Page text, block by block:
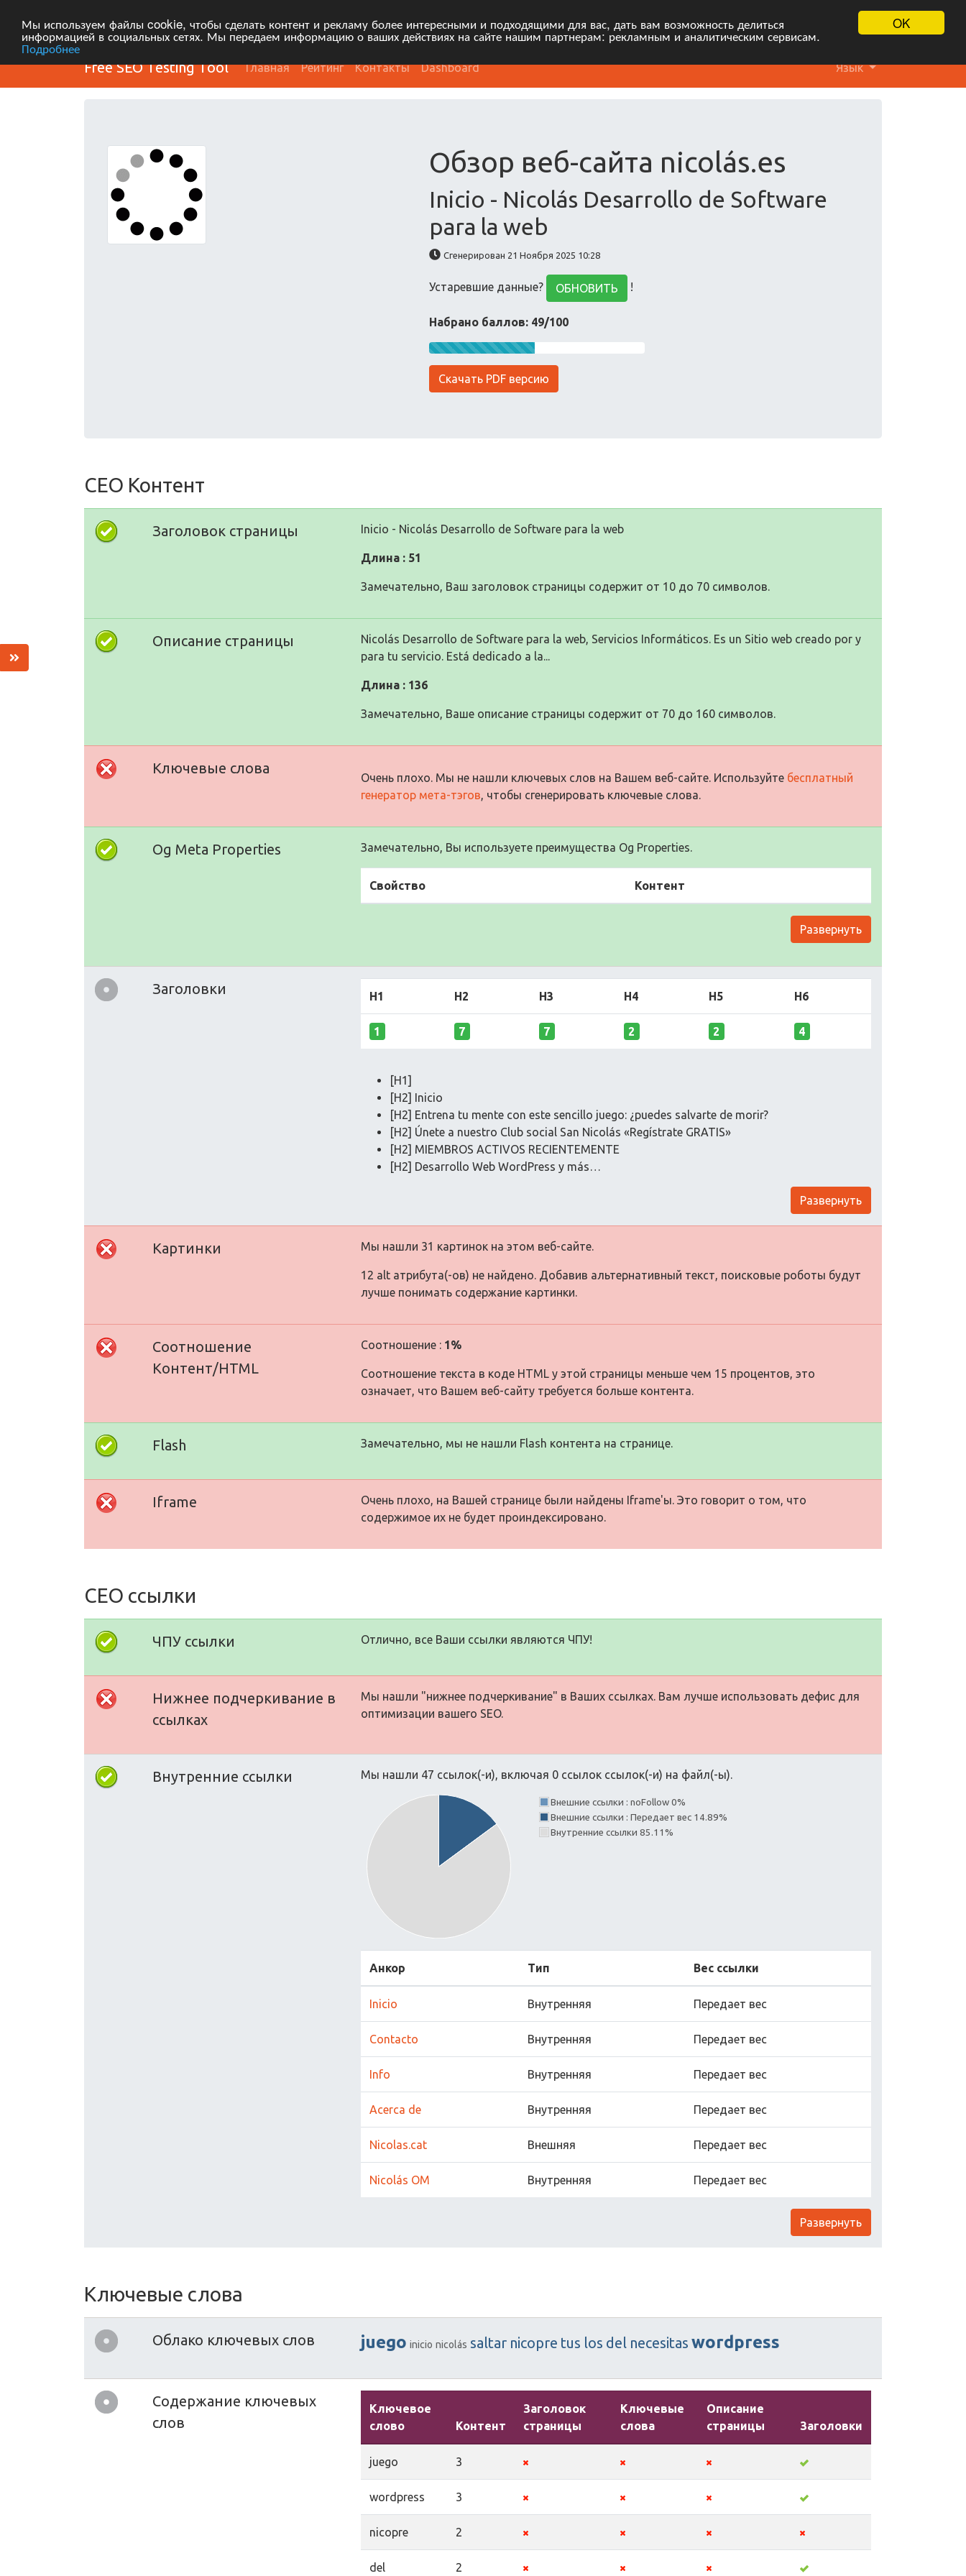
OK
Мы используем файлы cookie, чтобы сделать контент и рекламу более интересными и подходящими для вас, дать вам возможность делиться
информацией в социальных сетях. Мы передаем информацию о ваших действиях на сайте нашим партнерам: рекламным и аналитическим сервисам.
Подробнее
Free SEO Testing Tool Главная Рейтинг Контакты Dashboard Язык
Обзор веб-сайта nicolás.es
Inicio - Nicolás Desarrollo de Software
para la web
Сгенерирован 21 Ноября 2025 10:28
Устаревшие данные? ОБНОВИТЬ !
Набрано баллов: 49/100
Скачать PDF версию
СЕО Контент
Заголовок страницы Inicio - Nicolás Desarrollo de Software para la web
Длина : 51
Замечательно, Ваш заголовок страницы содержит от 10 до 70 символов.
Описание страницы
Nicolás Desarrollo de Software para la web, Servicios Informáticos. Es un Sitio web creado por y
para tu servicio. Está dedicado a la...
Длина : 136
Замечательно, Ваше описание страницы содержит от 70 до 160 символов.
Ключевые слова
Очень плохо. Мы не нашли ключевых слов на Вашем веб-сайте. Используйте бесплатный
генератор мета-тэгов, чтобы сгенерировать ключевые слова.
Og Meta Properties Замечательно, Вы используете преимущества Og Properties.
Свойство Контент
Развернуть
Заголовки H1 H2 H3 H4 H5 H6
1 7 7 2 2 4
[H1]
[H2] Inicio
[H2] Entrena tu mente con este sencillo juego: ¿puedes salvarte de morir?
[H2] Únete a nuestro Club social San Nicolás «Regístrate GRATIS»
[H2] MIEMBROS ACTIVOS RECIENTEMENTE
[H2] Desarrollo Web WordPress y más…
Развернуть
Картинки Мы нашли 31 картинок на этом веб-сайте.
12 alt атрибута(-ов) не найдено. Добавив альтернативный текст, поисковые роботы будут
лучше понимать содержание картинки.
Соотношение
Контент/HTML
Соотношение : 1%
Соотношение текста в коде HTML у этой страницы меньше чем 15 процентов, это
означает, что Вашем веб-сайту требуется больше контента.
Flash Замечательно, мы не нашли Flash контента на странице.
Iframe
Очень плохо, на Вашей странице были найдены Iframe'ы. Это говорит о том, что
содержимое их не будет проиндексировано.
СЕО ссылки
ЧПУ ссылки Отлично, все Ваши ссылки являются ЧПУ!
Нижнее подчеркивание в
ссылках
Мы нашли "нижнее подчеркивание" в Ваших ссылках. Вам лучше использовать дефис для
оптимизации вашего SEO.
Внутренние ссылки Мы нашли 47 ссылок(-и), включая 0 ссылок ссылок(-и) на файл(-ы).
Внешние ссылки : noFollow 0%
Внешние ссылки : Передает вес 14.89%
Внутренние ссылки 85.11%
Анкор Тип Вес ссылки
Inicio Внутренняя Передает вес
Contacto Внутренняя Передает вес
Info Внутренняя Передает вес
Acerca de Внутренняя Передает вес
Nicolas.cat Внешняя Передает вес
Nicolás OM Внутренняя Передает вес
Развернуть
Ключевые слова
Облако ключевых слов juego inicio nicolás saltar nicopre tus los del necesitas wordpress
Содержание ключевых
слов
Ключевое
слово
Контент
Заголовок
страницы
Ключевые
слова
Описание
страницы
Заголовки
juego 3
wordpress 3
nicopre 2
del 2